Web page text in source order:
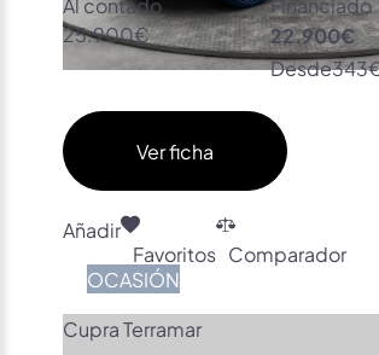
25.900€
22.900€
Desde
Ver ficha
Añadir
Favoritos Comparador
OCASIÓN
Cupra Terramar